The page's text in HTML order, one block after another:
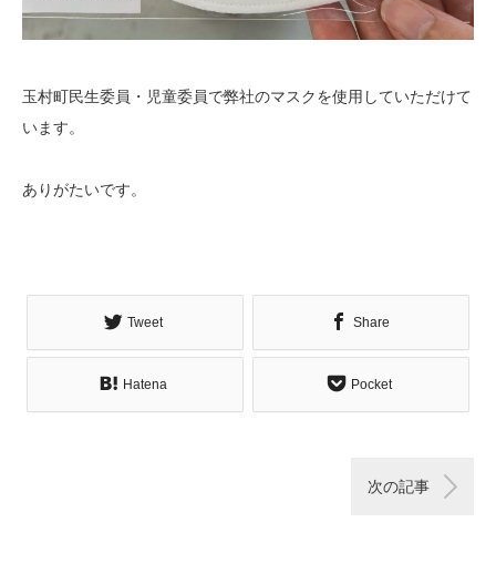
玉村町民生委員・児童委員で弊社のマスクを使用していただけて
います。
ありがたいです。
Tweet Share
Hatena Pocket
次の記事